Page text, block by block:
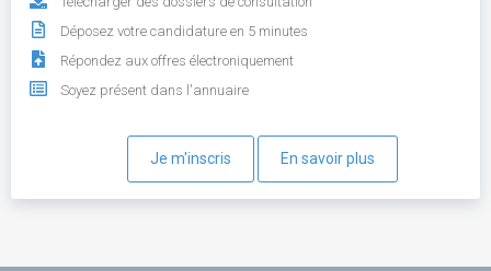
Déposez votre candidature en 5 minutes
Répondez aux offres électroniquement
Soyez présent dans l'annuaire
Je m'inscris En savoir plus